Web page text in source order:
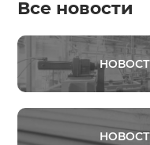
Все новости